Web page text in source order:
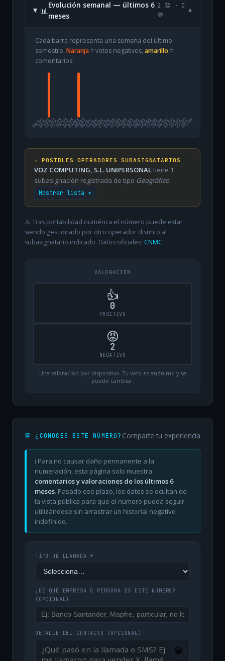
📊
Evolución semanal — últimos 6
meses
2 😡 · 0
💬
▾
Cada barra representa una semana del último
semestre. Naranja= votos negativos, amarillo =
comentarios.
09/02
16/0223/0202/0309/0316/0323/0330/0306/0413/0420/0427/0404/0511/0518/0525/0501/0608/0615/0622/0629/0606/0713/0720/0727/07
03/08
⚠️ POSIBLES OPERADORES SUBASIGNATARIOS
VOZ COMPUTING, S.L. UNIPERSONALtiene 1
subasignación registrada de tipo Geográfico.
Mostrar lista ▾
⚠️ Tras portabilidad numérica el número puede estar
siendo gestionado por otro operador distinto al
subasignatario indicado. Datos oficiales: CNMC.
VALORACIÓN
👍
0
POSITIVO
😡
2
NEGATIVO
Una valoración por dispositivo. Tu voto es anónimo y se
puede cambiar.
💬 ¿CONOCES ESTE NÚMERO? Comparte tu experiencia
ℹ️ Para no causar daño permanente a la
numeración, esta página solo muestra
comentarios y valoraciones de los últimos 6
meses. Pasado ese plazo, los datos se ocultan de
la vista pública para que el número pueda seguir
utilizándose sin arrastrar un historial negativo
indefinido.
TIPO DE LLAMADA *
¿DE QUÉ EMPRESA O PERSONA ES ESTE NÚMERO?
(OPCIONAL)
DETALLE DEL CONTACTO (OPCIONAL)
😀